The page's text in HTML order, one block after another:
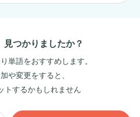
見つかりましたか？
単語をおすすめします。
や変更をすると、
トするかもしれません